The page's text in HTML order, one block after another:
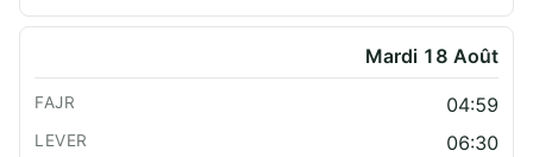
Mardi 18 Août
04:59
06:30